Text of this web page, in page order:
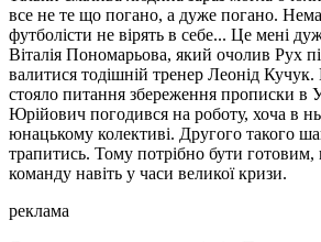
все не те що погано, а дуже погано.
футболісти не вірять в себе... Це мені
Віталія Пономарьова, який очолив Рух
валитися тодішній тренер Леонід Кучук.
стояло питання збереження прописки в
Юрійович погодився на роботу, хоча в
юнацькому колективі. Другого такого
трапитись. Тому потрібно бути
команду навіть у часи великої кризи.
реклама